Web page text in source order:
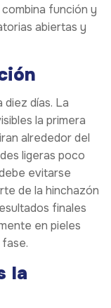
función y
abiertas y
días. La
la primera
alrededor del
ligeras poco
evitarse
de la hinchazón
finales
en pieles
la